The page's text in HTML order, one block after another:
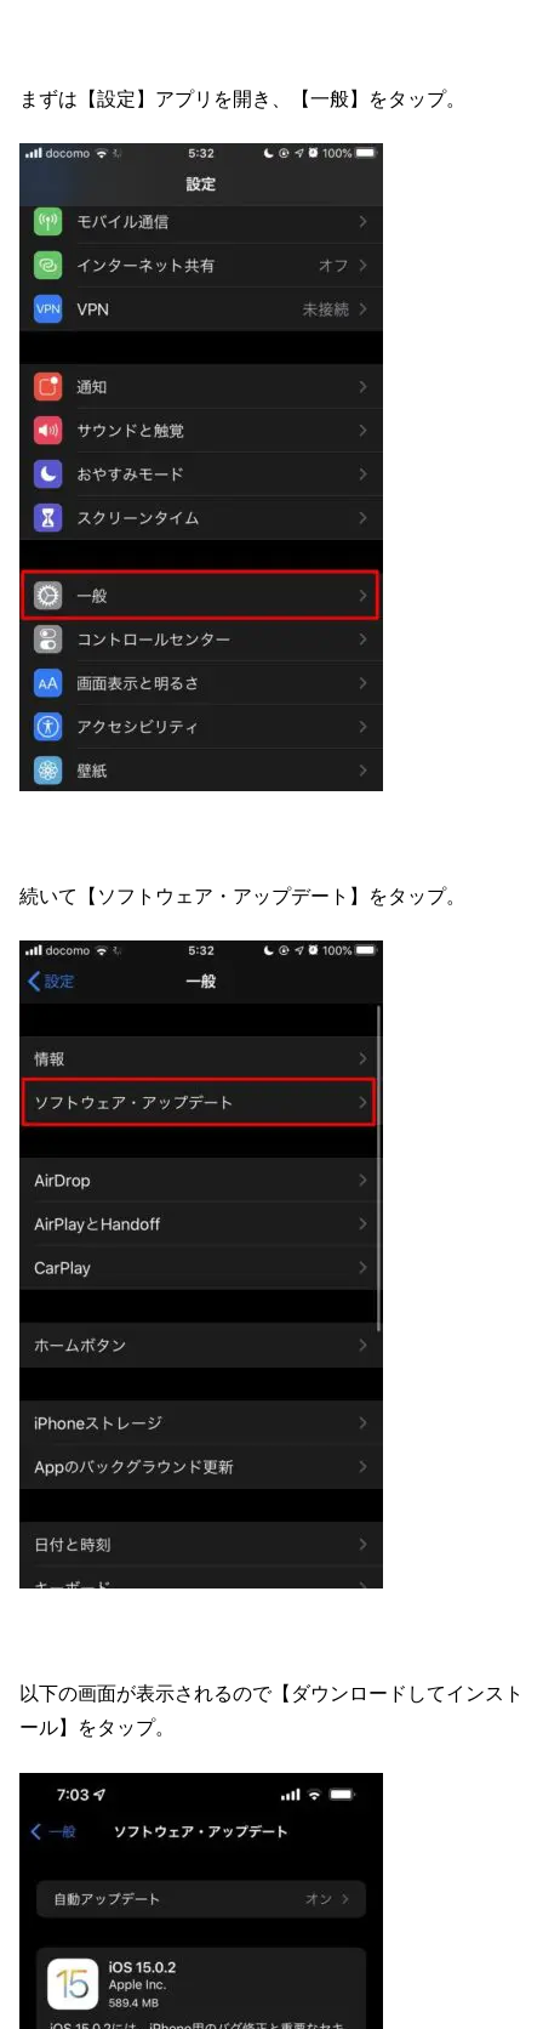
まずは【設定】アプリを開き、【一般】をタップ。
続いて【ソフトウェア・アップデート】をタップ。
以下の画面が表示されるので【ダウンロードしてインスト
ール】をタップ。